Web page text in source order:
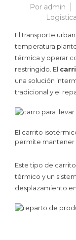
Por admin
Logistica
El transporte
temperatura
térmica y operar
restringido. El
una solución
tradicional y el
El carrito
permite mantener
Este tipo de
térmico y un
desplazamiento